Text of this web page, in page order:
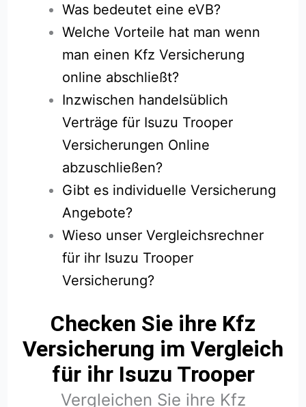
Was bedeutet eine eVB?
Welche Vorteile hat man wenn
man einen Kfz Versicherung
online abschließt?
Inzwischen handelsüblich
Verträge für Isuzu Trooper
Versicherungen Online
abzuschließen?
Gibt es individuelle Versicherung
Angebote?
Wieso unser Vergleichsrechner
für ihr Isuzu Trooper
Versicherung?
Checken Sie ihre Kfz
Versicherung im Vergleich
für ihr Isuzu Trooper
Vergleichen Sie ihre Kfz